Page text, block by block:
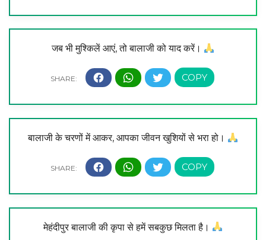
जब भी मुश्किलें आएं, तो बालाजी को याद करें।
बालाजी के चरणों में आकर, आपका जीवन खुशियों से भरा हो।
मेहंदीपुर बालाजी की कृपा से हमें सबकुछ मिलता है।